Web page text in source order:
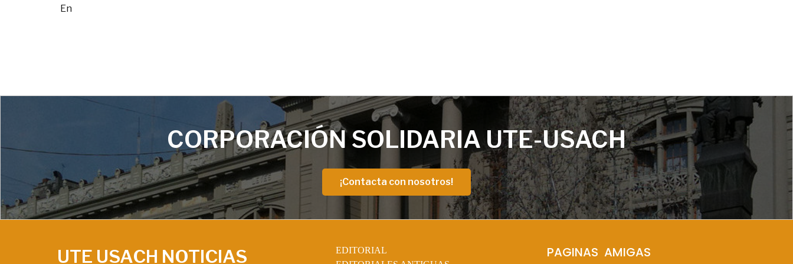
En
CORPORACIÓN SOLIDARIA UTE-USACH
¡Contacta con nosotros!
UTE USACH NOTICIAS
EDITORIAL
PAGINAS  AMIGAS